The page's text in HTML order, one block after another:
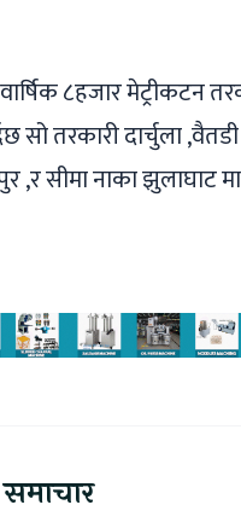
८हजार मेट्रीकटन
सो तरकारी दार्चुला ,वैतडी
,र सीमा नाका झुलाघाट मा